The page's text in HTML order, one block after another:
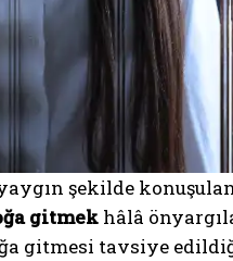
şekilde
gitmek hâlâ
gitmesi tavsiye